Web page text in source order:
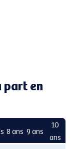
part en
8 ans 9 ans
10
ans